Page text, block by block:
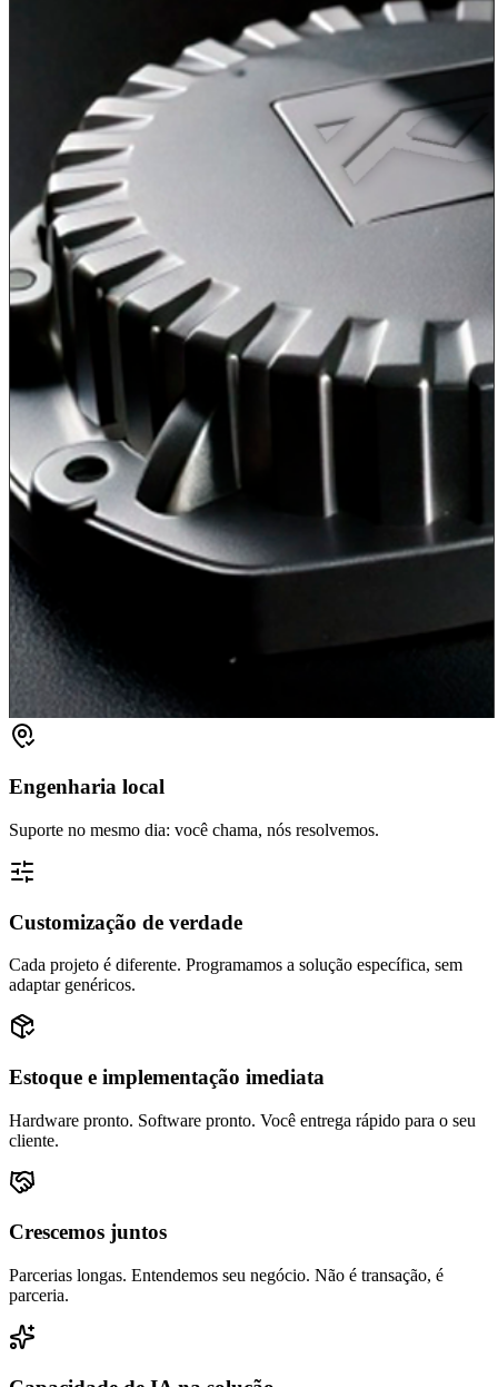
Engenharia local
Suporte no mesmo dia: você chama, nós resolvemos.
Customização de verdade
Cada projeto é diferente. Programamos a solução específica, sem
adaptar genéricos.
Estoque e implementação imediata
Hardware pronto. Software pronto. Você entrega rápido para o seu
cliente.
Crescemos juntos
Parcerias longas. Entendemos seu negócio. Não é transação, é
parceria.